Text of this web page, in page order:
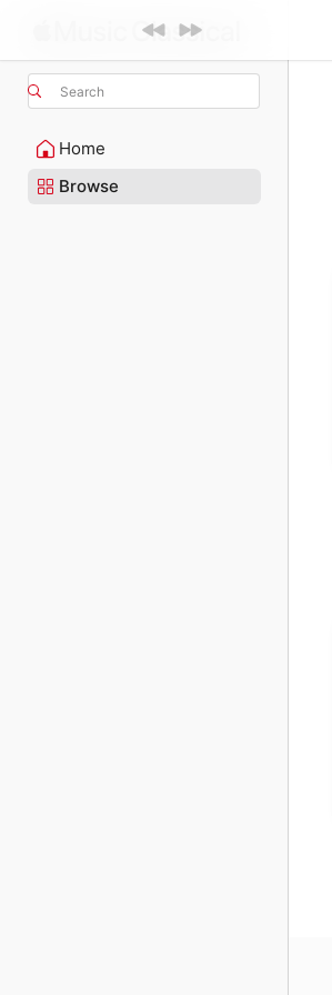
Search
Home
Browse